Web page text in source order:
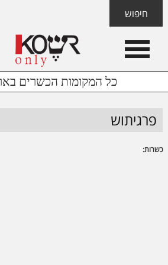
כל המקומות הכשרים
Skip
links
content
footer
חיפוש
Header
Left
פרגיתוש
כשרות: